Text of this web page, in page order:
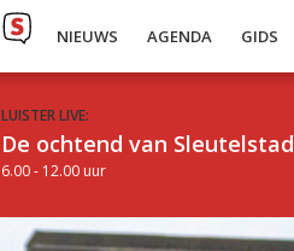
NIEUWS AGENDA GIDS
LUISTER LIVE:
De ochtend van Sleutelstad
6.00 - 12.00 uur